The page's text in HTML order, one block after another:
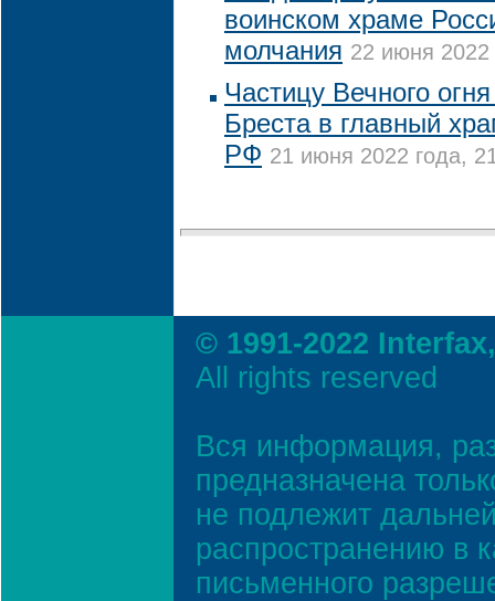
воинском храме
молчания 22 июня 2022
Частицу Вечного
Бреста в главный
РФ 21 июня 2022 года,
© 1991-2022
All rights reserved
Вся информация,
предназначена
не подлежит
распространению в
письменного